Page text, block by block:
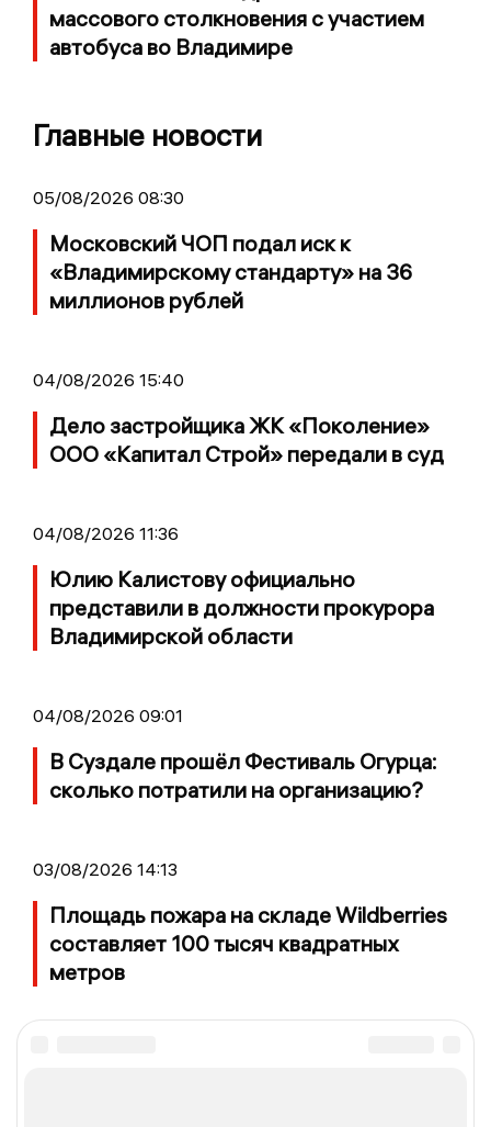
массового столкновения с участием
автобуса во Владимире
Главные новости
05/08/2026 08:30
Московский ЧОП подал иск к
«Владимирскому стандарту» на 36
миллионов рублей
04/08/2026 15:40
Дело застройщика ЖК «Поколение»
ООО «Капитал Строй» передали в суд
04/08/2026 11:36
Юлию Калистову официально
представили в должности прокурора
Владимирской области
04/08/2026 09:01
В Суздале прошёл Фестиваль Огурца:
сколько потратили на организацию?
03/08/2026 14:13
Площадь пожара на складе Wildberries
составляет 100 тысяч квадратных
метров